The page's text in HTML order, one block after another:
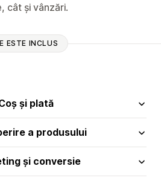
cât și vânzări.
ESTE INCLUS
și plată
a produsului
și conversie